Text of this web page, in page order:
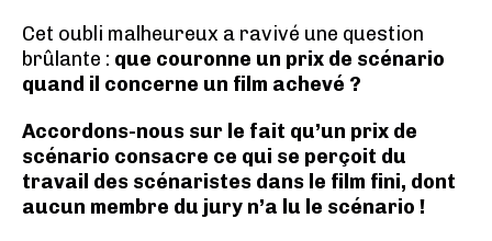
Cet oubli malheureux a ravivé une question
brûlante : que couronne un prix de scénario
quand il concerne un film achevé ?
Accordons-nous sur le fait qu’un prix de
scénario consacre ce qui se perçoit du
travail des scénaristes dans le film fini, dont
aucun membre du jury n’a lu le scénario !